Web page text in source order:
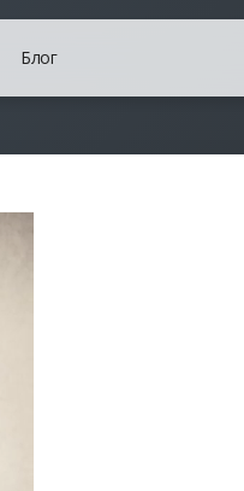
формирующих жертву
Постабьюза"
период
среда и абьюз на работе"
Блог